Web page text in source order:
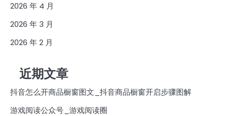
2026 年 4 月
2026 年 3 月
2026 年 2 月
近期文章
抖音怎么开商品橱窗图文_抖音商品橱窗开启步骤图解
游戏阅读公众号_游戏阅读圈